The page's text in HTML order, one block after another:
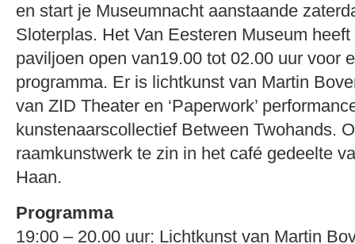
en start je Museumnacht aanstaande
Sloterplas. Het Van Eesteren Museum
paviljoen open van19.00 tot 02.00 uur voor
programma. Er is lichtkunst van Martin
van ZID Theater en ‘Paperwork’
kunstenaarscollectief Between Twohands.
raamkunstwerk te zin in het café gedeelte
Haan.
Programma
19:00 – 20.00 uur: Lichtkunst van Martin